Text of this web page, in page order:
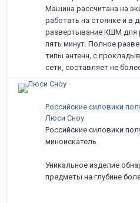
Машина рассчитана на
работать на стоянке и в
развертывание КШМ для
пять минут. Полное
типы антенн, с
сети, составляет не
Люси Сноу
Российские силовики
миноискатель
Уникальное изделие
предметы на глубине